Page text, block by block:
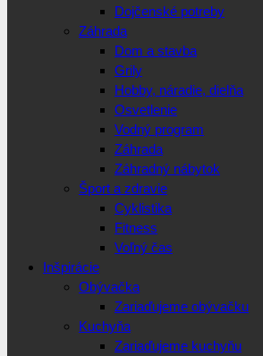
Dojčenské potreby
Záhrada
Dom a stavba
Grily
Hobby, náradie, dielňa
Osvetlenie
Vodný program
Záhrada
Záhradný nábytok
Šport a zdravie
Cyklistika
Fitness
Voľný čas
Inšpirácie
Obývačka
Zariaďujeme obývačku
Kuchyňa
Zariaďujeme kuchyňu